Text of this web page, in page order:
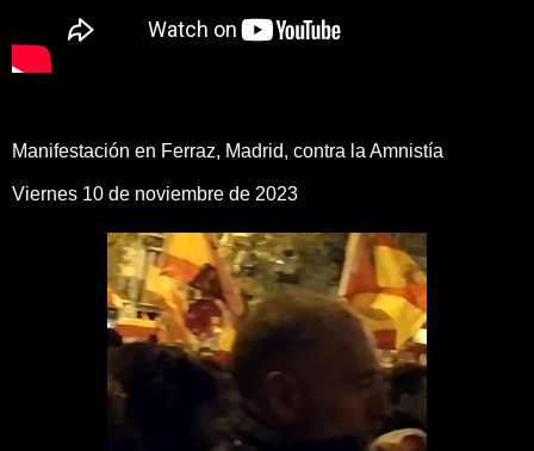
Manifestación en Ferraz, Madrid, contra la Amnistía
Viernes 10 de noviembre de 2023